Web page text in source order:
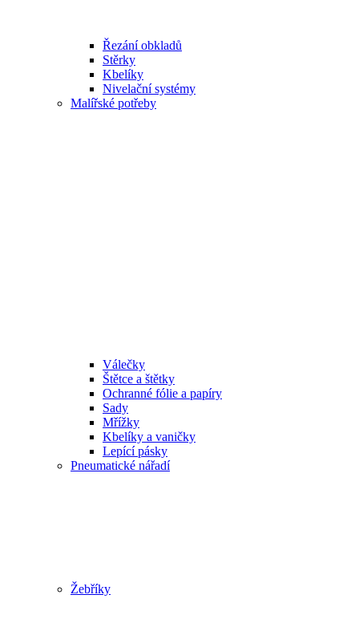
Řezání obkladů
Stěrky
Kbelíky
Nivelační systémy
Malířské potřeby
Válečky
Štětce a štětky
Ochranné fólie a papíry
Sady
Mřížky
Kbelíky a vaničky
Lepící pásky
Pneumatické nářadí
Žebříky